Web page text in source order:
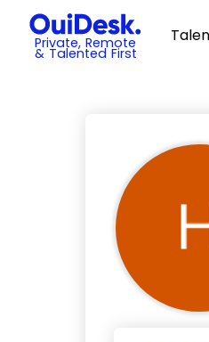
Private, Remote
& Talented First